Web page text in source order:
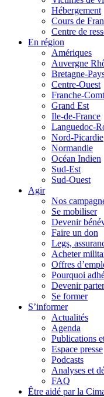
Hébergement
Cours de
Centre de
En région
Amériques
Auvergne
Bretagne-
Centre-Ouest
Franche-
Grand Est
Ile-de-France
Languedoc-
Nord-Picardie
Normandie
Océan Indien
Sud-Est
Sud-Ouest
Agir
Nos
Se mobiliser
Devenir
Faire un don
Legs,
Acheter
Offres
Pourquoi
Devenir
Se former
S’informer
Actualités
Agenda
Publications
Espace presse
Podcasts
Analyses et
FAQ
Être aidé par la